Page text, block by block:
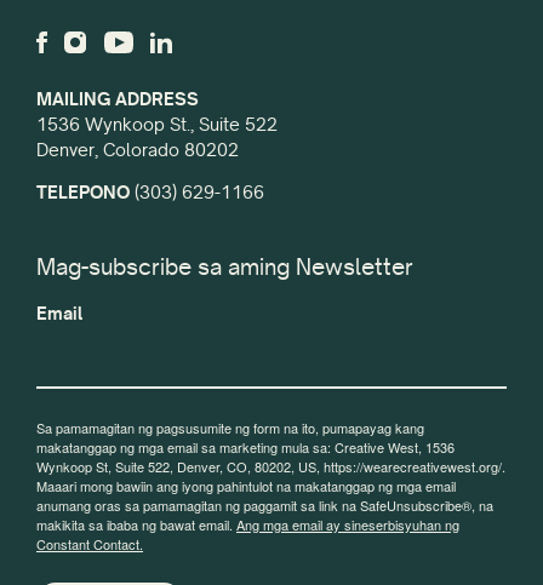
MAILING ADDRESS
1536 Wynkoop St., Suite 522
Denver, Colorado 80202
TELEPONO (303) 629-1166
Mag-subscribe sa aming Newsletter
Email
Sa pamamagitan ng pagsusumite ng form na ito, pumapayag kang
makatanggap ng mga email sa marketing mula sa: Creative West, 1536
Wynkoop St, Suite 522, Denver, CO, 80202, US, https://wearecreativewest.org/.
Maaari mong bawiin ang iyong pahintulot na makatanggap ng mga email
anumang oras sa pamamagitan ng paggamit sa link na SafeUnsubscribe®, na
makikita sa ibaba ng bawat email. Ang mga email ay sineserbisyuhan ng
Constant Contact.